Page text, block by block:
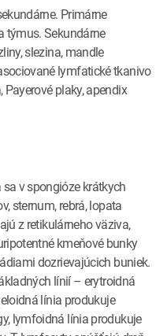
Primárne
týmus. Sekundárne
slezina, mandle
lymfatické tkanivo
plaky, apendix
v spongióze krátkych
sternum, rebrá, lopata
z retikulárneho väziva,
kmeňové bunky
dozrievajúcich buniek.
línií – erytroidná
línia produkuje
lymfoidná línia produkuje